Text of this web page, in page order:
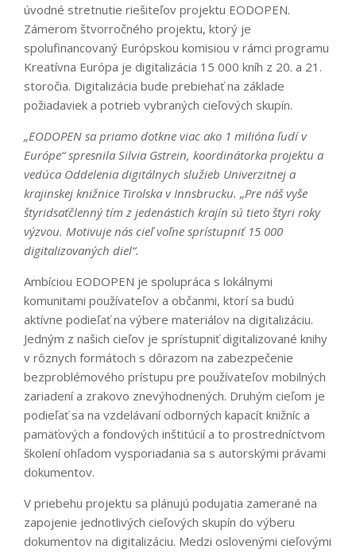
úvodné stretnutie riešiteľov projektu EODOPEN.
Zámerom štvorročného projektu, ktorý je
spolufinancovaný Európskou komisiou v rámci programu
Kreatívna Európa je digitalizácia 15 000 kníh z 20. a 21.
storočia. Digitalizácia bude prebiehať na základe
požiadaviek a potrieb vybraných cieľových skupín.
„EODOPEN sa priamo dotkne viac ako 1 milióna ľudí v
Európe“ spresnila Silvia Gstrein, koordinátorka projektu a
vedúca Oddelenia digitálnych služieb Univerzitnej a
krajinskej knižnice Tirolska v Innsbrucku. „Pre náš vyše
štyridsaťčlenný tím z jedenástich krajín sú tieto štyri roky
výzvou. Motivuje nás cieľ voľne sprístupniť 15 000
digitalizovaných diel“.
Ambíciou EODOPEN je spolupráca s lokálnymi
komunitami používateľov a občanmi, ktorí sa budú
aktívne podieľať na výbere materiálov na digitalizáciu.
Jedným z našich cieľov je sprístupniť digitalizované knihy
v rôznych formátoch s dôrazom na zabezpečenie
bezproblémového prístupu pre používateľov mobilných
zariadení a zrakovo znevýhodnených. Druhým cieľom je
podieľať sa na vzdelávaní odborných kapacít knižníc a
pamäťových a fondových inštitúcií a to prostredníctvom
školení ohľadom vysporiadania sa s autorskými právami
dokumentov.
V priebehu projektu sa plánujú podujatia zamerané na
zapojenie jednotlivých cieľových skupín do výberu
dokumentov na digitalizáciu. Medzi oslovenými cieľovými